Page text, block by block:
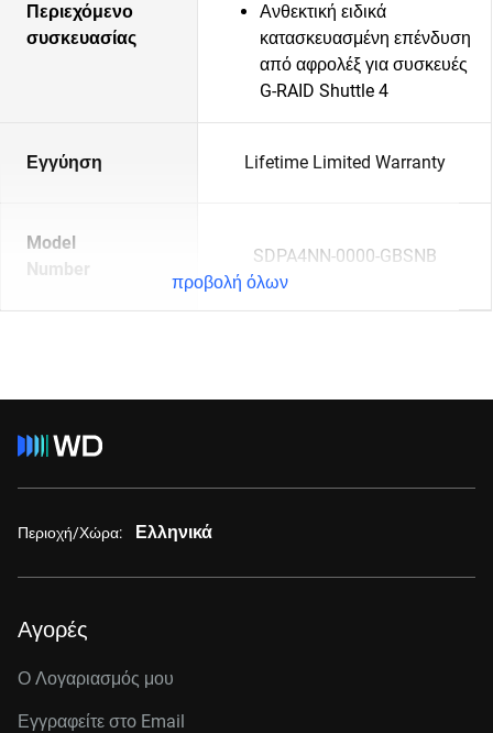
Περιεχόμενο
συσκευασίας
Ανθεκτική ειδικά
κατασκευασμένη επένδυση
από αφρολέξ για συσκευές
G-RAID Shuttle 4
Εγγύηση Lifetime Limited Warranty
Model
Number
SDPA4NN-0000-GBSNB
προβολή όλων
Περιοχή/Χώρα: Ελληνικά
Αγορές
Ο Λογαριασμός μου
Εγγραφείτε στo Email